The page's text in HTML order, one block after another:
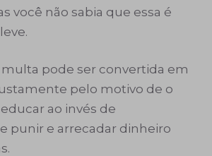
você não sabia que essa é
multa pode ser convertida em
pelo motivo de o
ao invés de
punir e arrecadar dinheiro